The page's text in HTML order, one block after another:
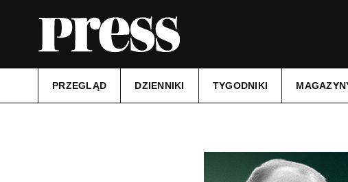
PRZEGLĄD DZIENNIKI TYGODNIKI